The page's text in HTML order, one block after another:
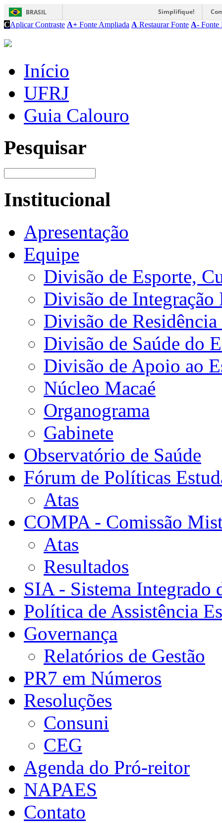
BRASIL Simplifique!
CAplicar Contraste A+ Fonte Ampliada A Restaurar Fonte A- Fonte
Início
UFRJ
Guia Calouro
Pesquisar
Institucional
Apresentação
Equipe
Divisão de Esporte,
Divisão de Integração
Divisão de
Divisão de Saúde do
Divisão de Apoio ao
Núcleo Macaé
Organograma
Gabinete
Observatório de Saúde
Fórum de Políticas
Atas
COMPA - Comissão
Atas
Resultados
SIA - Sistema Integrado
Política de Assistência
Governança
Relatórios de Gestão
PR7 em Números
Resoluções
Consuni
CEG
Agenda do Pró-reitor
NAPAES
Contato